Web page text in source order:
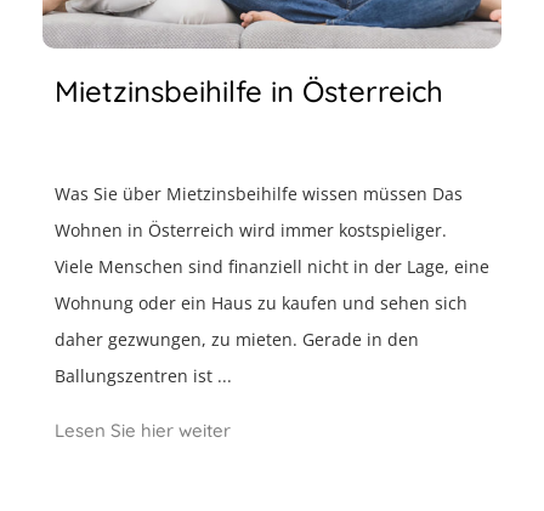
Mietzinsbeihilfe in Österreich
Was Sie über Mietzinsbeihilfe wissen müssen Das
Wohnen in Österreich wird immer kostspieliger.
Viele Menschen sind finanziell nicht in der Lage, eine
Wohnung oder ein Haus zu kaufen und sehen sich
daher gezwungen, zu mieten. Gerade in den
Ballungszentren ist ...
Lesen Sie hier weiter